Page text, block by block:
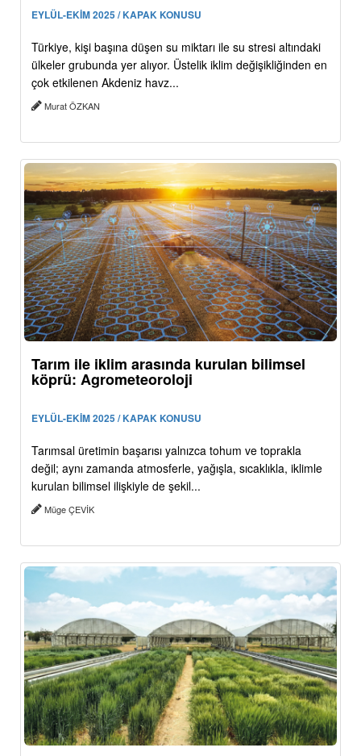
EYLÜL-EKİM 2025 / KAPAK KONUSU
Türkiye, kişi başına düşen su miktarı ile su stresi altındaki
ülkeler grubunda yer alıyor. Üstelik iklim değişikliğinden en
çok etkilenen Akdeniz havz...
Murat ÖZKAN
Tarım ile iklim arasında kurulan bilimsel
köprü: Agrometeoroloji
EYLÜL-EKİM 2025 / KAPAK KONUSU
Tarımsal üretimin başarısı yalnızca tohum ve toprakla
değil; aynı zamanda atmosferle, yağışla, sıcaklıkla, iklimle
kurulan bilimsel ilişkiyle de şekil...
Müge ÇEVİK